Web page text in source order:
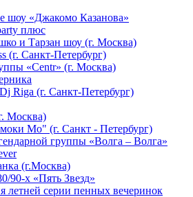
шоу «Джакомо Казанова»
плюс
и Тарзан шоу (г. Москва)
(г. Санкт-Петербург)
«Centr» (г. Москва)
Riga (г. Санкт-Петербург)
Москва)
Мо" (г. Санкт - Петербург)
группы «Волга – Волга»
(г.Москва)
90-х «Пять Звезд»
летней серии пенных вечеринок